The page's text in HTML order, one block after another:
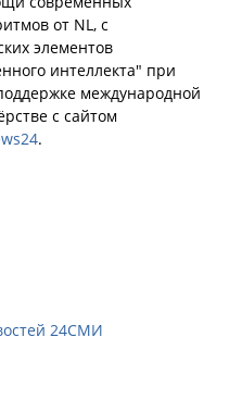
от NL, с
элементов
интеллекта" при
международной
с сайтом
.
24СМИ